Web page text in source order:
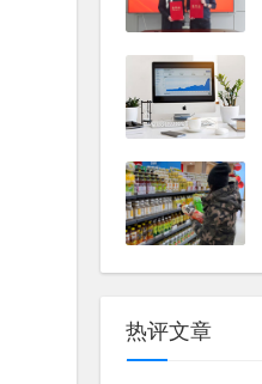
热评文章